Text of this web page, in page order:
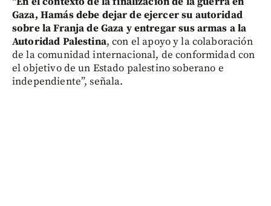
Gaza, Hamás debe dejar de ejercer su autoridad
sobre la Franja de Gaza y entregar sus armas a la
Autoridad Palestina, con el apoyo y la colaboración
de la comunidad internacional, de conformidad con
el objetivo de un Estado palestino soberano e
independiente”, señala.